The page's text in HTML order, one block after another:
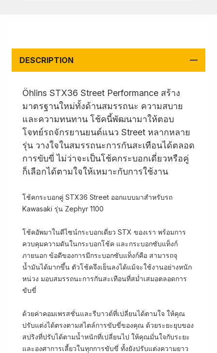
DESCRIPTION
Öhlins STX36 Street Performance สร้าง
มาตรฐานใหม่ทั้งด้านสมรรถนะ ความสบาย
และความทนทาน โช้คนี้พัฒนามาให้ตอบ
โจทย์รถจักรยานยนต์แนว Street หลากหลาย
รุ่น วางใจในสมรรถนะการกันสะเทือนได้ตลอด
การขับขี่ ไม่ว่าจะเป็นโช้คกระบอกเดี่ยวหรือคู่
ก็เลือกได้ตามใจให้เหมาะกับการใช้งาน
โช้คกระบอกคู่ STX36 Street ออกแบบมาสำหรับรถ
Kawasaki รุ่น Zephyr 1100
โช้คอัพมาในดีไซน์กระบอกเดี่ยว STX ของเรา พร้อมการ
ควบคุมความดันในกระบอกโช้ค และกระบอกซับแท็งก์
ภายนอก ข้อดีของการมีกระบอกซับแท็งก์คือ สามารถจุ
น้ำมันได้มากขึ้น ตัวโช้คจึงเย็นลงได้แม้จะใช้งานอย่างหนัก
หน่วง มอบสมรรถนะการกันสะเทือนที่สม่ำเสมอตลอดการ
ขับขี่
ด้วยค่าคอมเพรสชั่นและรีบาวด์ที่เปลี่ยนได้ตามใจ ให้คุณ
ปรับแต่งได้ตรงตามสไตล์การขับขี่ของคุณ ด้วยระยะยุบของ
สปริงที่ปรับได้ตามน้ำหนักที่เปลี่ยนไป ให้คุณมั่นใจกับระยะ
และองศาการเลี้ยวในทุกการขับขี่ ทั้งยังปรับแต่งความยาว